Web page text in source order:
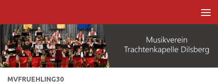
MVFRUEHLING30